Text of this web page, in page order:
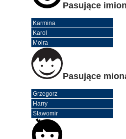
Pasujące
Karmina
Karol
Moira
Pasujące
Grzegorz
Harry
Sławomir